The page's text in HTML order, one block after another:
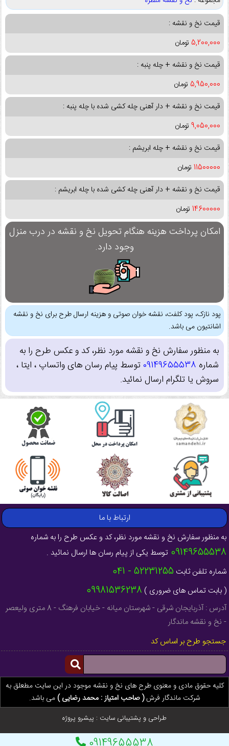
قیمت نخ و نقشه :
5,200,000 تومان
قیمت نخ و نقشه + چله پنبه :
5,950,000 تومان
قیمت نخ و نقشه + دار آهنی چله کشی شده با چله پنبه :
9,050,000 تومان
قیمت نخ و نقشه + چله ابریشم :
11500000 تومان
قیمت نخ و نقشه + دار آهنی چله کشی شده با چله ابریشم :
14600000 تومان
امکان پرداخت هزینه هنگام تحویل نخ و نقشه در درب منزل
وجود دارد.
پود نازک، پود کلفت، نقشه خوان صوتی و هزینه ارسال طرح برای نخ و نقشه
اشانتیون می باشد.
به منظور سفارش نخ و نقشه مورد نظر، کد و عکس طرح را به
شماره 09149655538توسط پیام رسان های واتساپ ، ایتا ،
سروش یا تلگرام ارسال نمائید.
ارتباط با ما
به منظور سفارش نخ و نقشه مورد نظر، کد و عکس طرح را به شماره
09149655538 توسط یکی از پیام رسان ها ارسال نمائید .
شماره تلفن ثابت 52231255 - 041
( بابت تماس های ضروری ) 09981536238
آدرس : آذربایجان شرقی - شهرستان میانه - خیابان فرهنگ - 8 متری ولیعصر
- نخ و نقشه ماندگار
جستجو طرح بر اساس کد
کلیه حقوق مادی و معنوی طرح های نخ و نقشه موجود در این سایت مطعلق به
شرکت ماندگار فرش( صاحب امتیاز : محمد رضایی )می باشد.
طراحی و پشتیبانی سایت : پیشرو پروژه